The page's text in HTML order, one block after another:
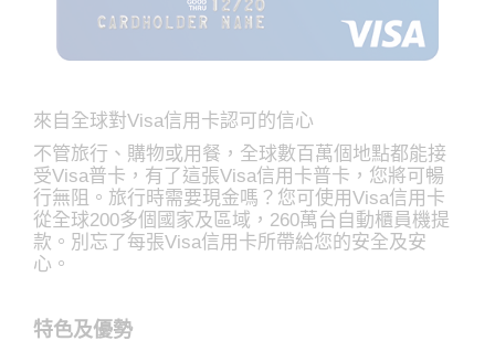
來自全球對Visa信用卡認可的信心
不管旅行、購物或用餐，全球數百萬個地點都能接
受Visa普卡，有了這張Visa信用卡普卡，您將可暢
行無阻。旅行時需要現金嗎？您可使用Visa信用卡
從全球200多個國家及區域，260萬台自動櫃員機提
款。別忘了每張Visa信用卡所帶給您的安全及安
心。
特色及優勢